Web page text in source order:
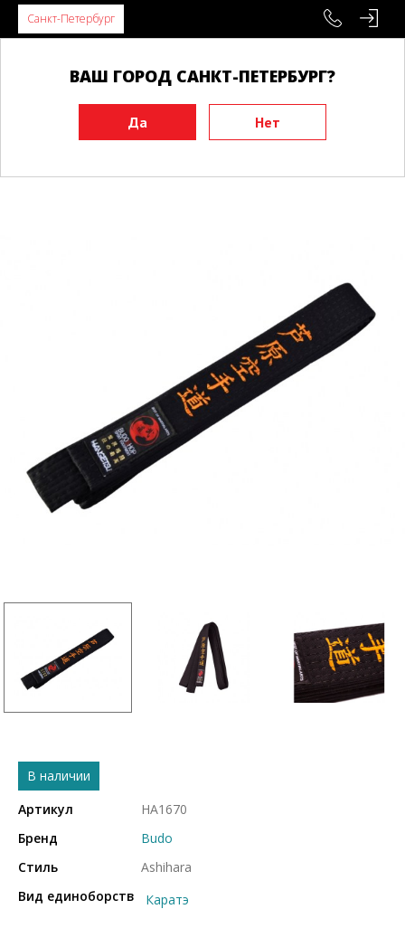
Санкт-Петербург
ВАШ ГОРОД САНКТ-ПЕТЕРБУРГ?
Экипировка
Пояса
В наличии
Артикул
HA1670
Бренд
Budo
Стиль
Ashihara
Вид единоборств
Каратэ